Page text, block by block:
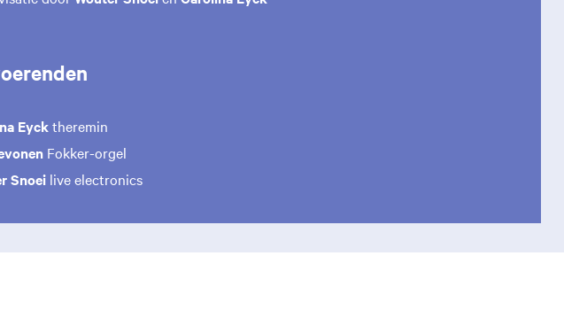
Eycktheremin
Fokker-orgel
Snoei live electronics